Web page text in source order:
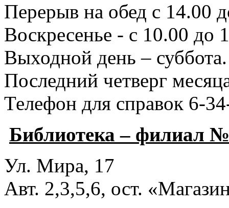
Перерыв на обед с 14.00
Воскресенье - с 10.00 до
Выходной день – суббота.
Последний четверг
Телефон для справок 6-
Библиотека – филиал
Ул. Мира, 17
Авт. 2,3,5,6, ост.